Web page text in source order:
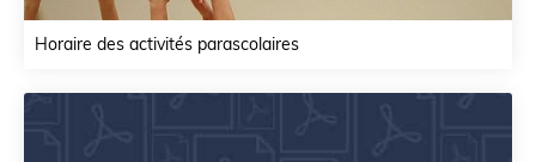
Horaire des activités parascolaires